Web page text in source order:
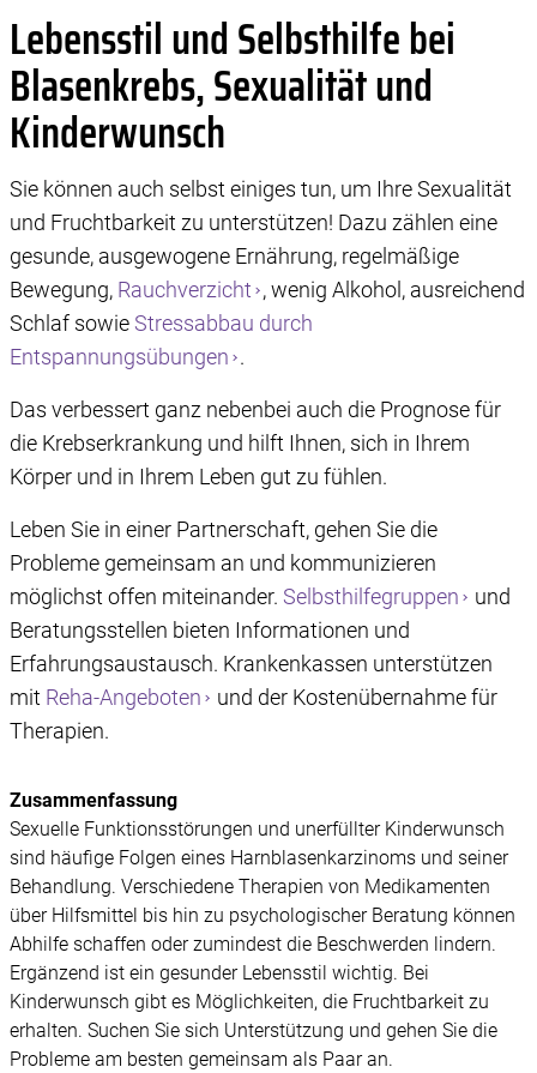
Lebensstil und Selbsthilfe bei
Blasenkrebs, Sexualität und
Kinderwunsch
Sie können auch selbst einiges tun, um Ihre Sexualität
und Fruchtbarkeit zu unterstützen! Dazu zählen eine
gesunde, ausgewogene Ernährung, regelmäßige
Bewegung, Rauchverzicht , wenig Alkohol, ausreichend
Schlaf sowieStressabbau durch
Entspannungsübungen .
Das verbessert ganz nebenbei auch die Prognose für
die Krebserkrankung und hilft Ihnen, sich in Ihrem
Körper und in Ihrem Leben gut zu fühlen.
Leben Sie in einer Partnerschaft, gehen Sie die
Probleme gemeinsam an und kommunizieren
möglichst offen miteinander. Selbsthilfegruppen
und
Beratungsstellen bieten Informationen und
Erfahrungsaustausch. Krankenkassen unterstützen
mit Reha-Angeboten
und der Kostenübernahme für
Therapien.
Zusammenfassung
Sexuelle Funktionsstörungen und unerfüllter Kinderwunsch
sind häufige Folgen eines Harnblasenkarzinoms und seiner
Behandlung. Verschiedene Therapien von Medikamenten
über Hilfsmittel bis hin zu psychologischer Beratung können
Abhilfe schaffen oder zumindest die Beschwerden lindern.
Ergänzend ist ein gesunder Lebensstil wichtig. Bei
Kinderwunsch gibt es Möglichkeiten, die Fruchtbarkeit zu
erhalten. Suchen Sie sich Unterstützung und gehen Sie die
Probleme am besten gemeinsam als Paar an.